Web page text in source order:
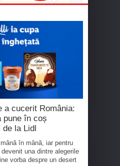
a cucerit România:
pune în coș
de la Lidl
în mână, iar pentru
una dintre alegerile
vorba despre un desert